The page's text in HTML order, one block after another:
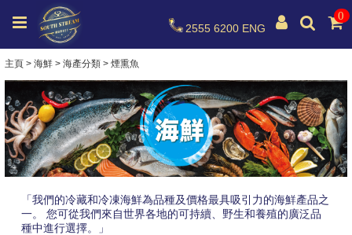
0
2555 6200 ENG
主頁 > 海鮮 > 海產分類 > 煙熏魚
「我們的冷藏和冷凍海鮮為品種及價格最具吸引力的海鮮產品之
一。 您可從我們來自世界各地的可持續、野生和養殖的廣泛品
種中進行選擇。」